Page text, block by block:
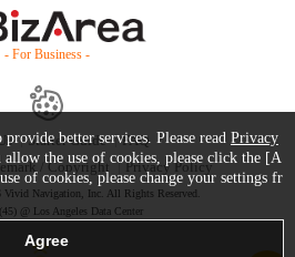
- For Business -
Starter Guide
FAQ
/ Copyright Privacy Policy
Navigation, Inc. All Rights Reserved.
@ Los Angeles Data Center
better services. Please read Privacy
the use of cookies, please click the [A
of cookies, please change your settings fr